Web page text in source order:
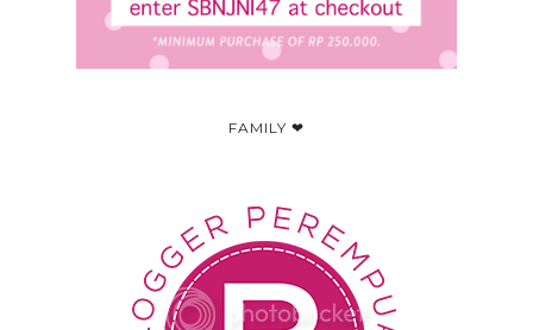
FAMILY ❤